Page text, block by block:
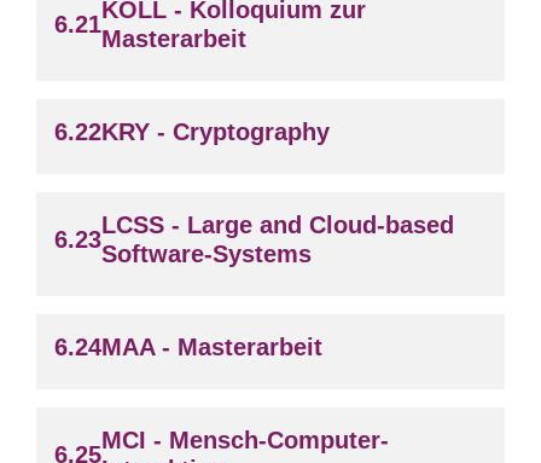
KOLL - Kolloquium zur
Masterarbeit
KRY - Cryptography
LCSS - Large and Cloud-based
Software-Systems
MAA - Masterarbeit
MCI - Mensch-Computer-